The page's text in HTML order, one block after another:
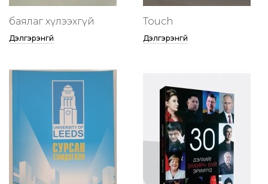
баялаг хүлээхгүй
Дэлгэрэнгүй
Touch
Дэлгэрэнгүй